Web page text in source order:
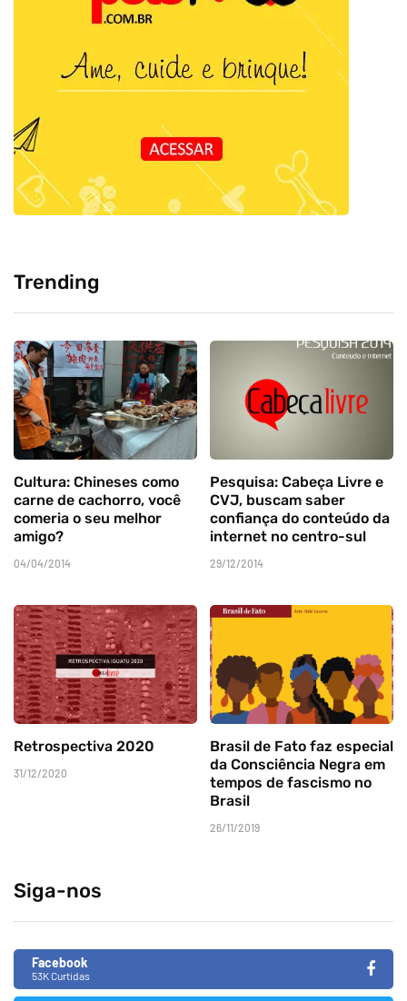
Trending
Cultura: Chineses como
carne de cachorro, você
comeria o seu melhor
amigo?
04/04/2014
Pesquisa: Cabeça Livre e
CVJ, buscam saber
confiança do conteúdo da
internet no centro-sul
29/12/2014
Retrospectiva 2020
31/12/2020
Brasil de Fato faz especial
da Consciência Negra em
tempos de fascismo no
Brasil
26/11/2019
Siga-nos
Facebook
53K Curtidas